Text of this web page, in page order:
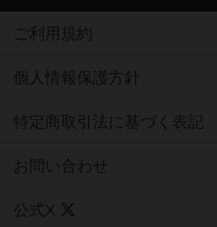
ご利用規約
個人情報保護方針
特定商取引法に基づく表記
お問い合わせ
公式X